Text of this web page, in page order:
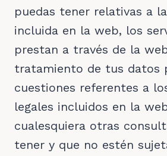
puedas tener relativas a
incluida en la web, los
prestan a través de la
tratamiento de tus datos
cuestiones referentes a
legales incluidos en la
cualesquiera otras
tener y que no estén